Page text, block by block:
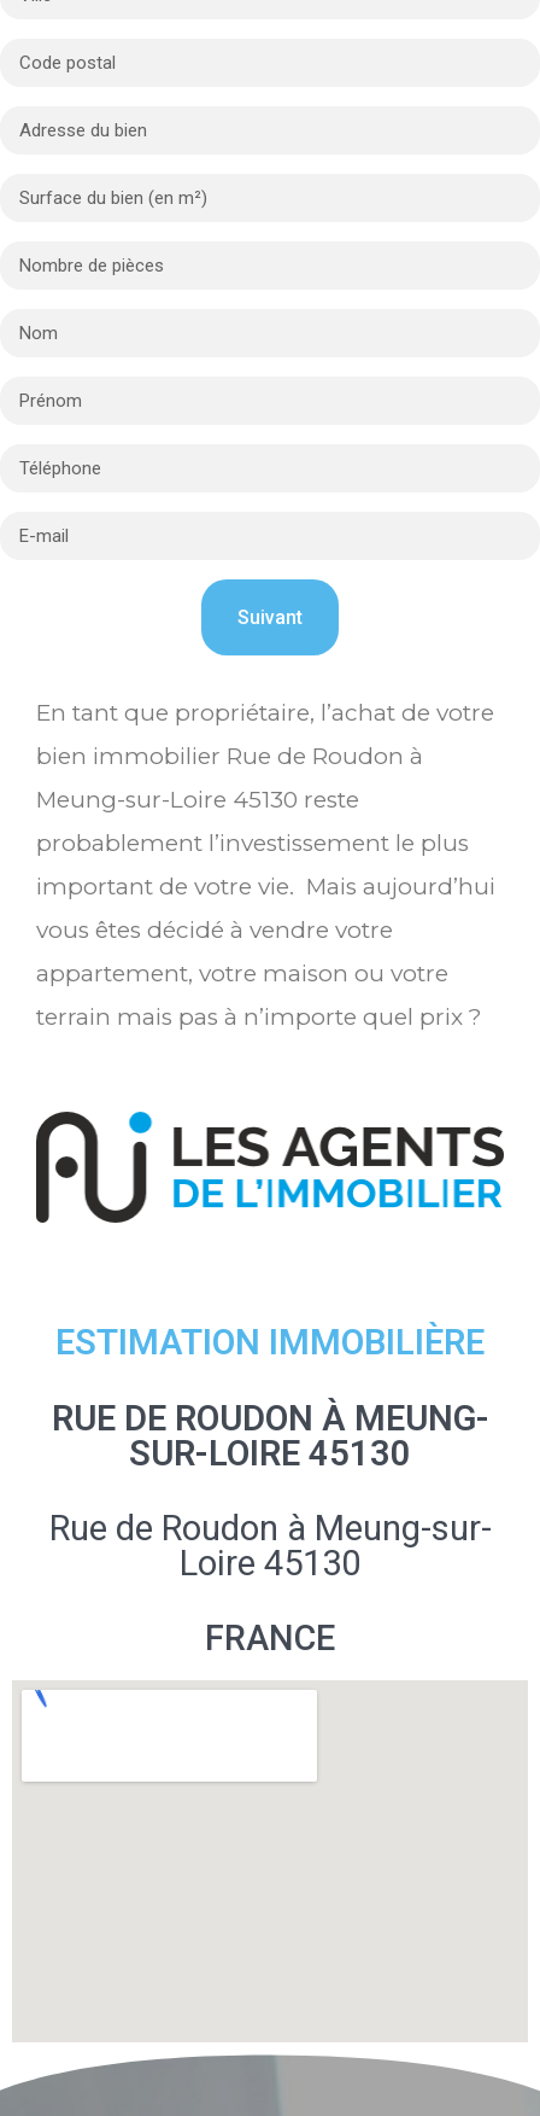
En tant que propriétaire, l’achat de votre
bien immobilier Rue de Roudon à
Meung-sur-Loire 45130 reste
probablement l’investissement le plus
important de votre vie. Mais aujourd’hui
vous êtes décidé à vendre votre
appartement, votre maison ou votre
terrain mais pas à n’importe quel prix ?
ESTIMATION IMMOBILIÈRE
RUE DE ROUDON À MEUNG-
SUR-LOIRE 45130
Rue de Roudon à Meung-sur-
Loire 45130
FRANCE